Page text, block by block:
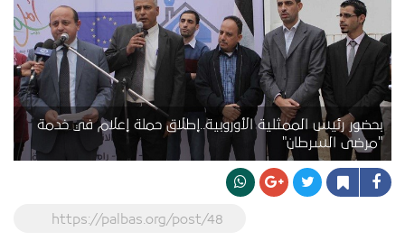
بحضور رئيس الممثلية الأوروبية..إطلاق حملة إعلام في خدمة
"مرضى السرطان"
https://palbas.org/post/48